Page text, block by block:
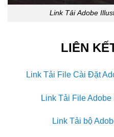
Link Tải Adobe
LIÊN
Link Tải File Cài Đặt
Link Tải File Adobe
Link Tải bộ